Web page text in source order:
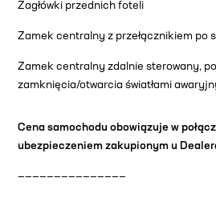
Zagłówki przednich foteli
Zamek centralny z przełącznikiem po
Zamek centralny zdalnie sterowany,
zamknięcia/otwarcia światłami
Cena samochodu obowiązuje w
ubezpieczeniem zakupionym u
———————————————